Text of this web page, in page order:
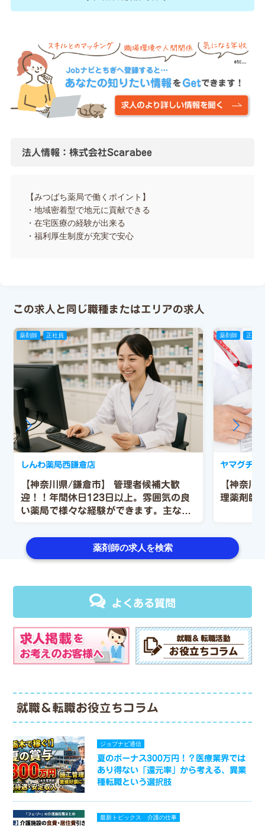
法人情報：株式会社Scarabee
【みつばち薬局で働くポイント】
・地域密着型で地元に貢献できる
・在宅医療の経験が出来る
・福利厚生制度が充実で安心
この求人と同じ職種またはエリアの求人
薬剤師 正社員
【神奈川県/鎌倉市】 管理者候補大歓
迎！！年間休日123日以上。雰囲気の良
い薬局で様々な経験ができます。主な応
しんわ薬局西鎌倉店
薬剤師 正社員
【神奈川
理薬剤師
ヤマグチ
薬剤師の求人を検索
よくある質問
就職＆転職お役立ちコラム
ジョブナビ通信
夏のボーナス300万円！？医療業界では
あり得ない「還元率」から考える、異業
種転職という選択肢
最新トピックス 介護の仕事